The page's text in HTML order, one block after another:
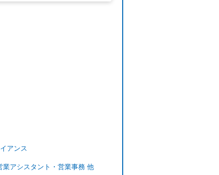
アンス
業アシスタント・営業事務 他